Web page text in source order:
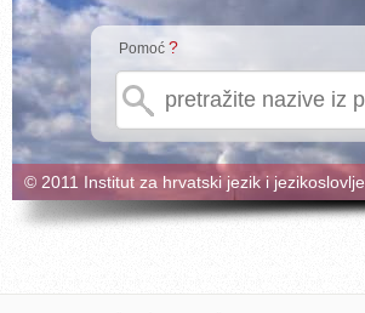
Pomoć ?
© 2011 Institut za hrvatski jezik i jezikoslovlje